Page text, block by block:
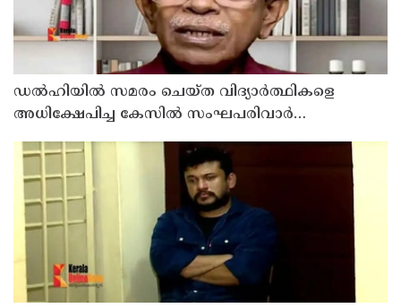
ഡൽഹിയിൽ സമരം ചെയ്ത വിദ്യാർത്ഥികളെ
അധിക്ഷേപിച്ച കേസില്‍ സംഘപരിവാർ